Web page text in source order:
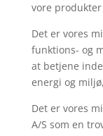
vore produkter
Det er vores
funktions- og
at betjene
energi og
Det er vores
A/S som en